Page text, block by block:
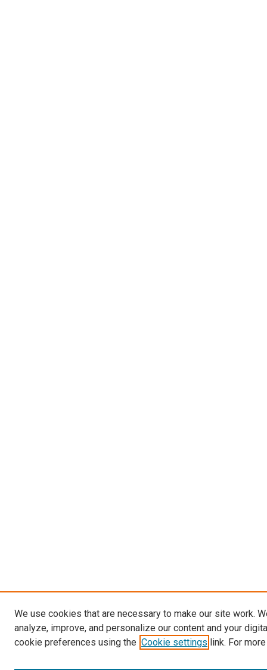
We use cookies that are necessary to make our site work.
analyze, improve, and personalize our content and your
cookie preferences using the Cookie settings link. For